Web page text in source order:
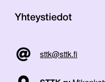
Yhteystiedot
sttk@sttk.fi